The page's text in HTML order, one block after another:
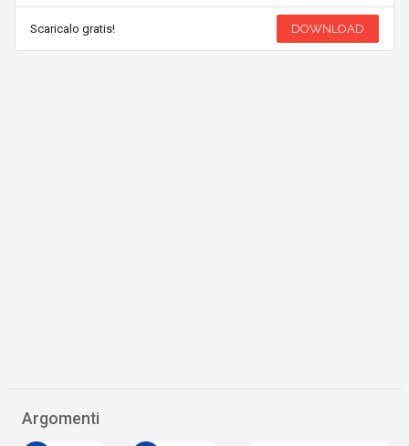
Scaricalo gratis! DOWNLOAD
Argomenti